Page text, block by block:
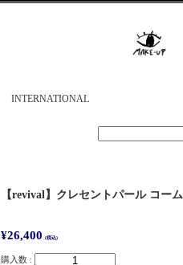
INTERNATIONAL
【revival】クレセントパール コーム
¥26,400 (税込)
購入数 :